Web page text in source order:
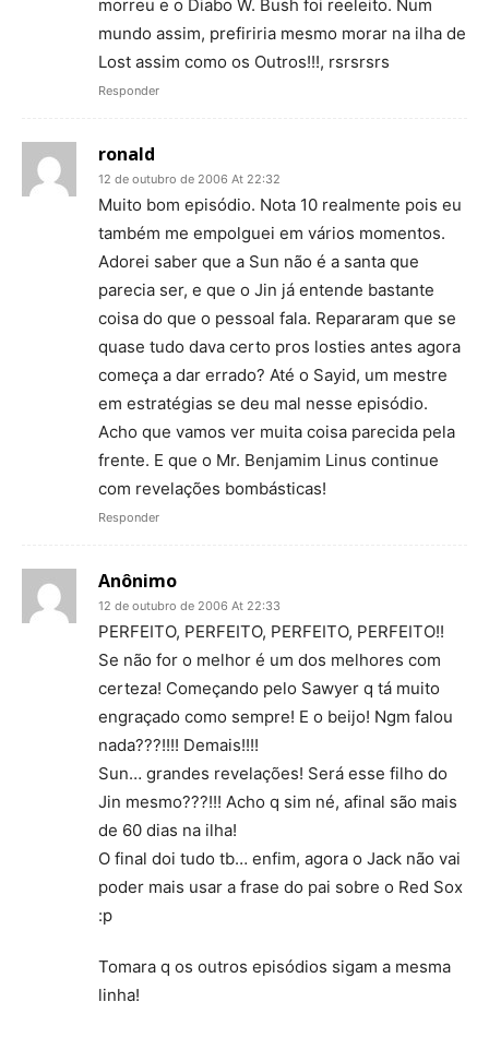
morreu e o Diabo W. Bush foi reeleito. Num
mundo assim, prefiriria mesmo morar na ilha de
Lost assim como os Outros!!!, rsrsrsrs
Responder
ronald
12 de outubro de 2006 At 22:32
Muito bom episódio. Nota 10 realmente pois eu
também me empolguei em vários momentos.
Adorei saber que a Sun não é a santa que
parecia ser, e que o Jin já entende bastante
coisa do que o pessoal fala. Repararam que se
quase tudo dava certo pros losties antes agora
começa a dar errado? Até o Sayid, um mestre
em estratégias se deu mal nesse episódio.
Acho que vamos ver muita coisa parecida pela
frente. E que o Mr. Benjamim Linus continue
com revelações bombásticas!
Responder
Anônimo
12 de outubro de 2006 At 22:33
PERFEITO, PERFEITO, PERFEITO, PERFEITO!!
Se não for o melhor é um dos melhores com
certeza! Começando pelo Sawyer q tá muito
engraçado como sempre! E o beijo! Ngm falou
nada???!!!! Demais!!!!
Sun… grandes revelações! Será esse filho do
Jin mesmo???!!! Acho q sim né, afinal são mais
de 60 dias na ilha!
O final doi tudo tb… enfim, agora o Jack não vai
poder mais usar a frase do pai sobre o Red Sox
:p
Tomara q os outros episódios sigam a mesma
linha!